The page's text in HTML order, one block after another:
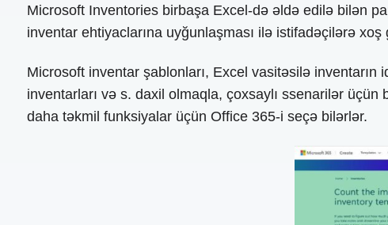
Microsoft Inventories birbaşa Excel-də əldə edilə bilən
inventar ehtiyaclarına uyğunlaşması ilə istifadəçilərə xoş
Microsoft inventar şablonları, Excel vasitəsilə
inventarları və s. daxil olmaqla, çoxsaylı ssenarilər
daha təkmil funksiyalar üçün Office 365-i seçə bilərlər.